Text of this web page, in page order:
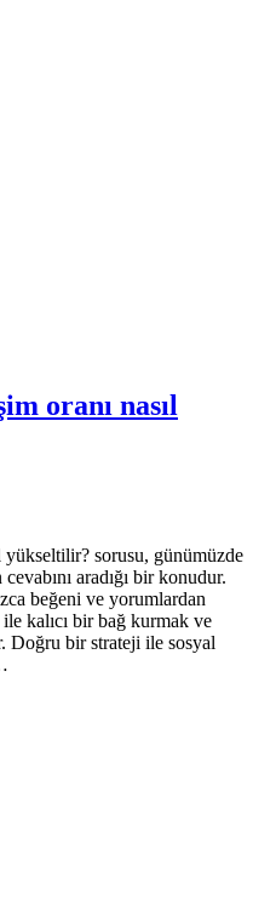
oranı nasıl
yükseltilir? sorusu, günümüzde
aradığı bir konudur.
beğeni ve yorumlardan
kalıcı bir bağ kurmak ve
Doğru bir strateji ile sosyal